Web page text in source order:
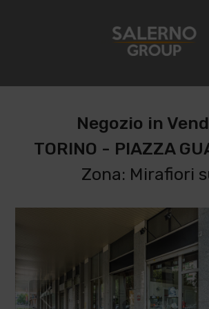
Negozio in
TORINO - PIAZZA
Zona: Mirafiori